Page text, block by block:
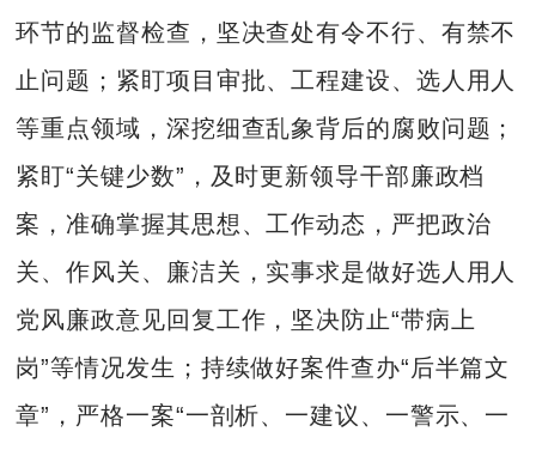
环节的监督检查，坚决查处有令不行、有禁不
止问题；紧盯项目审批、工程建设、选人用人
等重点领域，深挖细查乱象背后的腐败问题；
紧盯“关键少数”，及时更新领导干部廉政档
案，准确掌握其思想、工作动态，严把政治
关、作风关、廉洁关，实事求是做好选人用人
党风廉政意见回复工作，坚决防止“带病上
岗”等情况发生；持续做好案件查办“后半篇文
章”，严格一案“一剖析、一建议、一警示、一